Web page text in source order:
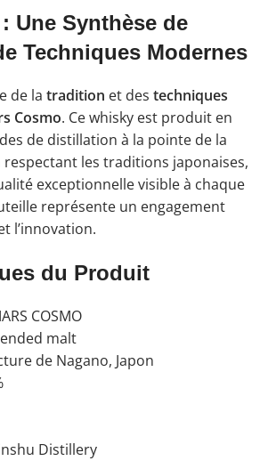
Une Synthèse de
Techniques Modernes
de la tradition et des techniques
Cosmo. Ce whisky est produit en
de distillation à la pointe de la
les traditions japonaises,
exceptionnelle visible à chaque
représente un engagement
l’innovation.
du Produit
COSMO
malt
de Nagano, Japon
Distillery